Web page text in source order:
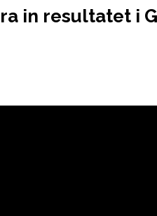
in resultatet i